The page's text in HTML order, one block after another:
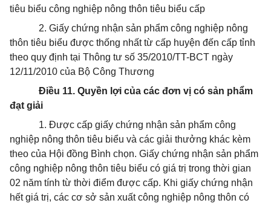
tiêu biểu công nghiệp nông thôn tiêu biểu cấp
2. Giấy chứng nhận sản phẩm công nghiệp nông
thôn tiêu biểu được thống nhất từ cấp huyện đến cấp tỉnh
theo quy định tại Thông tư số 35/2010/TT-BCT ngày
12/11/2010 của Bộ Công Thương
Điều 11. Quyền lợi của các đơn vị có sản phẩm
đạt giải
1. Được cấp giấy chứng nhận sản phẩm công
nghiệp nông thôn tiêu biểu và các giải thưởng khác kèm
theo của Hội đồng Bình chọn. Giấy chứng nhận sản phẩm
công nghiệp nông thôn tiêu biểu có giá trị trong thời gian
02 năm tính từ thời điểm được cấp. Khi giấy chứng nhận
hết giá trị, các cơ sở sản xuất công nghiệp nông thôn có